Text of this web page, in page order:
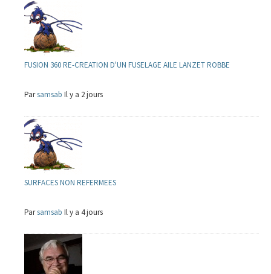
FUSION 360 RE-CREATION D'UN FUSELAGE AILE LANZET ROBBE
Parsamsab Il y a 2 jours
SURFACES NON REFERMEES
Parsamsab Il y a 4 jours